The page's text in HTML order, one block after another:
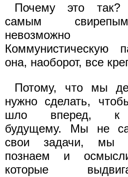
Почему это
самым
невозможно
Коммунистическую
она, наоборот, все
Потому, что мы
нужно сделать,
шло вперед, к
будущему. Мы не
свои задачи, мы
познаем и
которые